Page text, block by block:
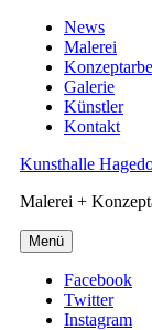
News
Malerei
Galerie
Künstler
Kontakt
Kunsthalle
Malerei +
Menü
Facebook
Twitter
Instagram